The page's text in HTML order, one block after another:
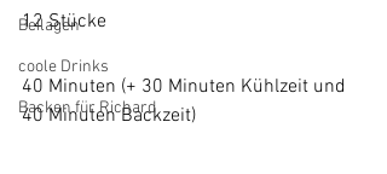
Beilagen
coole Drinks
Backen für Richard
12 Stücke
40 Minuten (+ 30 Minuten Kühlzeit und
40 Minuten Backzeit)